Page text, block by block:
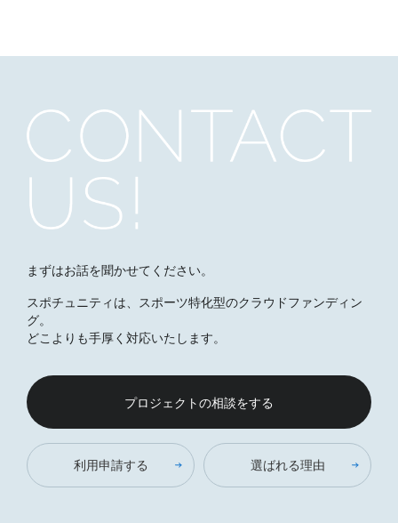
まずはお話を聞かせてください。
スポチュニティは、スポーツ特化型のクラウドファンディン
グ。
どこよりも手厚く対応いたします。
プロジェクトの相談をする
利用申請する 選ばれる理由